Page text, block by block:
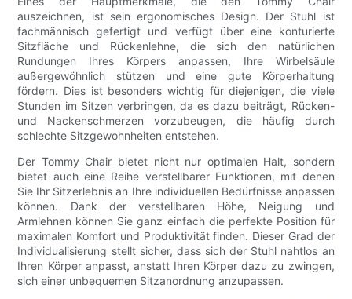
auszeichnen, ist sein ergonomisches Design. Der Stuhl ist
fachmännisch gefertigt und verfügt über eine konturierte
Sitzfläche und Rückenlehne, die sich den natürlichen
Rundungen Ihres Körpers anpassen, Ihre Wirbelsäule
außergewöhnlich stützen und eine gute Körperhaltung
fördern. Dies ist besonders wichtig für diejenigen, die viele
Stunden im Sitzen verbringen, da es dazu beiträgt, Rücken-
und Nackenschmerzen vorzubeugen, die häufig durch
schlechte Sitzgewohnheiten entstehen.
Der Tommy Chair bietet nicht nur optimalen Halt, sondern
bietet auch eine Reihe verstellbarer Funktionen, mit denen
Sie Ihr Sitzerlebnis an Ihre individuellen Bedürfnisse anpassen
können. Dank der verstellbaren Höhe, Neigung und
Armlehnen können Sie ganz einfach die perfekte Position für
maximalen Komfort und Produktivität finden. Dieser Grad der
Individualisierung stellt sicher, dass sich der Stuhl nahtlos an
Ihren Körper anpasst, anstatt Ihren Körper dazu zu zwingen,
sich einer unbequemen Sitzanordnung anzupassen.